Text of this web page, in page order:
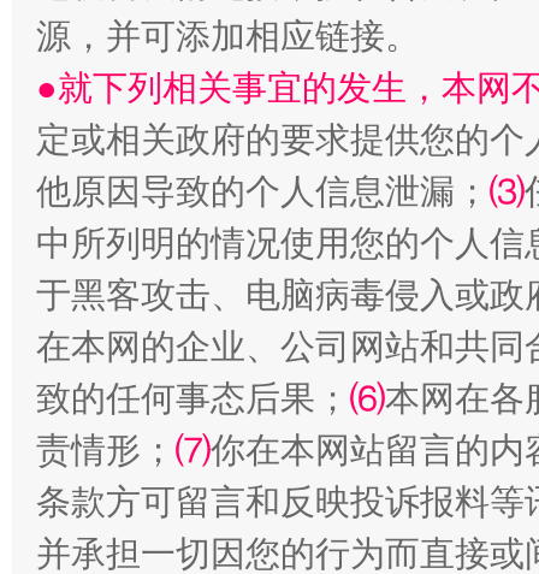
受贿1.44亿！段成刚被判无期 从幼
全民健身五年计划来了！等你上场
源，并可添加相应链接。
●就下列相关事宜的发生，本网
定或相关政府的要求提供您的个
他原因导致的个人信息泄漏； ⑶
中所列明的情况使用您的个人
于黑客攻击、电脑病毒侵入或
在本网的企业、公司网站和共
致的任何事态后果； ⑹本网在各
责情形； ⑺你在本网站留言的内
条款方可留言和反映投诉报料
并承担一切因您的行为而直接